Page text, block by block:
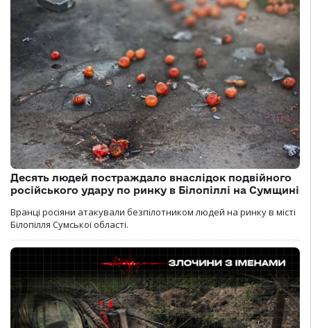
Десять людей постраждало внаслідок подвійного
російського удару по ринку в Білопіллі на Сумщині
Вранці росіяни атакували безпілотником людей на ринку в місті
Білопілля Сумської області.